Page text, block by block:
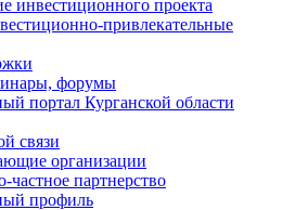
инвестиционного проекта
привлекательные
форумы
портал Курганской области
связи
организации
партнерство
профиль